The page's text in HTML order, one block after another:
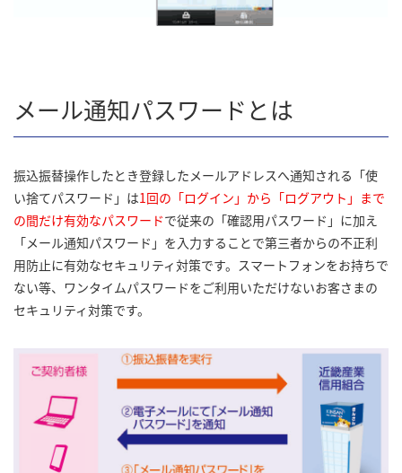
メール通知パスワードとは
振込振替操作したとき登録したメールアドレスへ通知される「使
い捨てパスワード」は1回の「ログイン」から「ログアウト」まで
の間だけ有効なパスワードで従来の「確認用パスワード」に加え
「メール通知パスワード」を入力することで第三者からの不正利
用防止に有効なセキュリティ対策です。スマートフォンをお持ちで
ない等、ワンタイムパスワードをご利用いただけないお客さまの
セキュリティ対策です。